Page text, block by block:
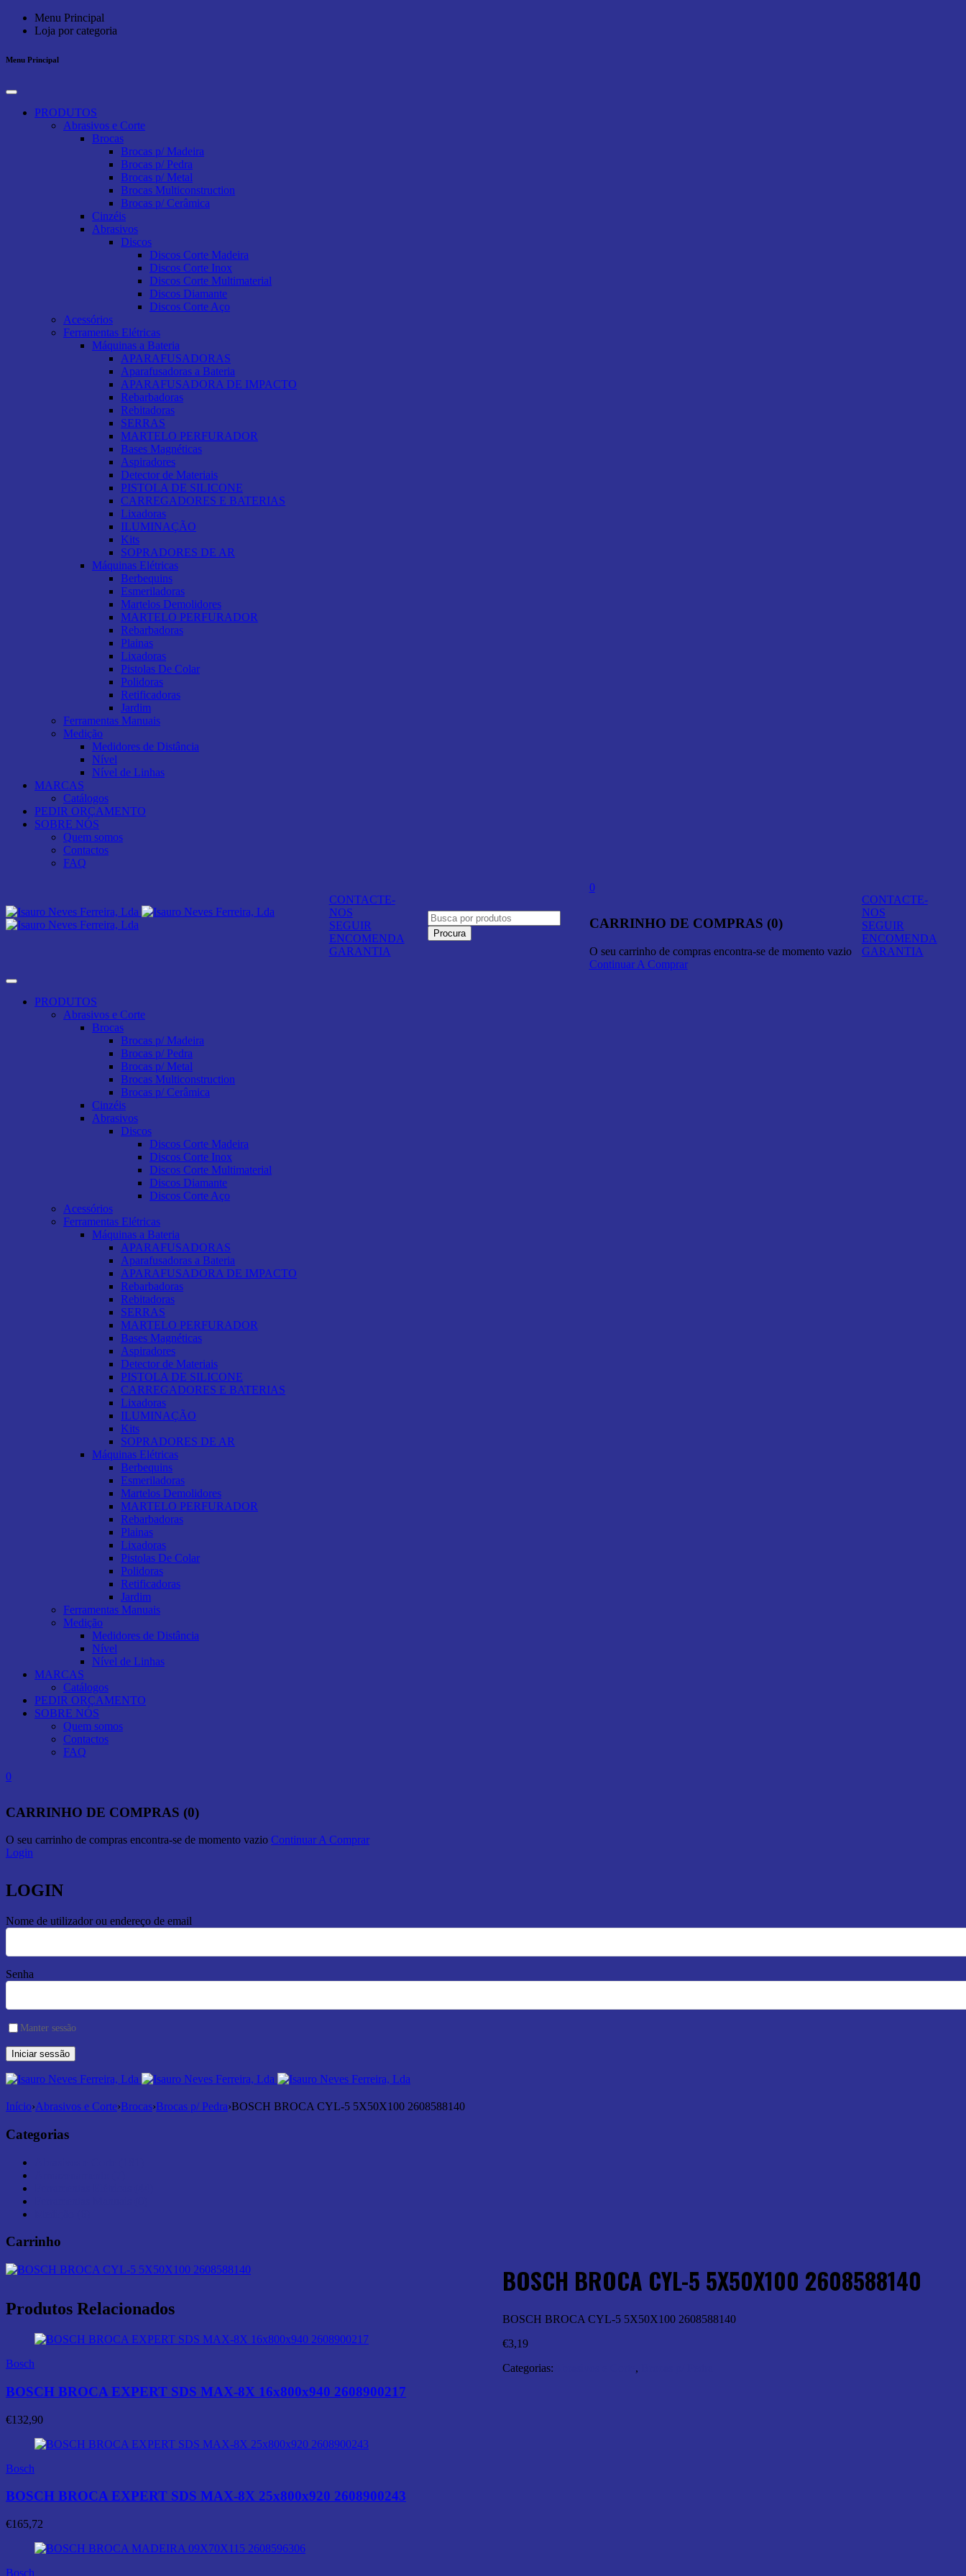
Menu Principal
Loja por categoria
Menu Principal
PRODUTOS
Abrasivos e Corte
Brocas
Brocas p/ Madeira
Brocas p/ Pedra
Brocas p/ Metal
Brocas Multiconstruction
Brocas p/ Cerâmica
Cinzéis
Abrasivos
Discos
Discos Corte Madeira
Discos Corte Inox
Discos Corte Multimaterial
Discos Diamante
Discos Corte Aço
Acessórios
Ferramentas Elétricas
Máquinas a Bateria
APARAFUSADORAS
Aparafusadoras a Bateria
APARAFUSADORA DE IMPACTO
Rebarbadoras
Rebitadoras
SERRAS
MARTELO PERFURADOR
Bases Magnéticas
Aspiradores
Detector de Materiais
PISTOLA DE SILICONE
CARREGADORES E BATERIAS
Lixadoras
ILUMINAÇÃO
Kits
SOPRADORES DE AR
Máquinas Elétricas
Berbequins
Esmeriladoras
Martelos Demolidores
MARTELO PERFURADOR
Rebarbadoras
Plainas
Lixadoras
Pistolas De Colar
Polidoras
Retificadoras
Jardim
Ferramentas Manuais
Medição
Medidores de Distância
Nível
Nível de Linhas
MARCAS
Catálogos
PEDIR ORÇAMENTO
SOBRE NÓS
Quem somos
Contactos
FAQ
CONTACTE-
NOS
SEGUIR
ENCOMENDA
GARANTIA
0
CARRINHO DE COMPRAS (0)
O seu carrinho de compras encontra-se de momento vazio
Continuar A Comprar
CONTACTE-
NOS
SEGUIR
ENCOMENDA
GARANTIA
PRODUTOS
Abrasivos e Corte
Brocas
Brocas p/ Madeira
Brocas p/ Pedra
Brocas p/ Metal
Brocas Multiconstruction
Brocas p/ Cerâmica
Cinzéis
Abrasivos
Discos
Discos Corte Madeira
Discos Corte Inox
Discos Corte Multimaterial
Discos Diamante
Discos Corte Aço
Acessórios
Ferramentas Elétricas
Máquinas a Bateria
APARAFUSADORAS
Aparafusadoras a Bateria
APARAFUSADORA DE IMPACTO
Rebarbadoras
Rebitadoras
SERRAS
MARTELO PERFURADOR
Bases Magnéticas
Aspiradores
Detector de Materiais
PISTOLA DE SILICONE
CARREGADORES E BATERIAS
Lixadoras
ILUMINAÇÃO
Kits
SOPRADORES DE AR
Máquinas Elétricas
Berbequins
Esmeriladoras
Martelos Demolidores
MARTELO PERFURADOR
Rebarbadoras
Plainas
Lixadoras
Pistolas De Colar
Polidoras
Retificadoras
Jardim
Ferramentas Manuais
Medição
Medidores de Distância
Nível
Nível de Linhas
MARCAS
Catálogos
PEDIR ORÇAMENTO
SOBRE NÓS
Quem somos
Contactos
FAQ
0
CARRINHO DE COMPRAS (0)
O seu carrinho de compras encontra-se de momento vazio Continuar A Comprar
Login
LOGIN
Nome de utilizador ou endereço de email
Senha
Manter sessão
Início›Abrasivos e Corte›Brocas›Brocas p/ Pedra›BOSCH BROCA CYL-5 5X50X100 2608588140
Categorias
Carrinho
BOSCH BROCA CYL-5 5X50X100 2608588140
BOSCH BROCA CYL-5 5X50X100 2608588140
€3,19
Categorias:
,
Produtos Relacionados
Bosch
BOSCH BROCA EXPERT SDS MAX-8X 16x800x940 2608900217
€132,90
Bosch
BOSCH BROCA EXPERT SDS MAX-8X 25x800x920 2608900243
€165,72
Bosch